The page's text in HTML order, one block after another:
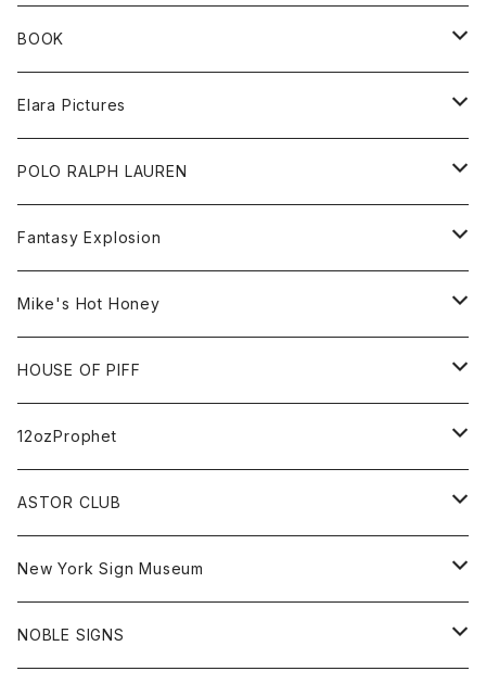
Sweat
Tee
Accessories
Bag
Cap
BOOK
All
inch magazine
BSKT MAG
KAWS
FUTURA
Best Damn Pet Shop
Jonah Schwartz
Elara Pictures
Tee
POLO RALPH LAUREN
All
Shirt
Cap
Fantasy Explosion
All
Tee
Cap
Hoodie
Mike's Hot Honey
All
Sweat
Tee
Goods
Cap
HOUSE OF PIFF
All
Hat
Goods
12ozProphet
All
Tee
Goods
ASTOR CLUB
All
Tee
New York Sign Museum
All
NOBLE SIGNS